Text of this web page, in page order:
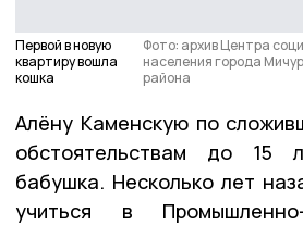
Первой в новую
квартиру вошла
кошка
Фото: архив Центра
населения города
района
Алёну Каменскую по
обстоятельствам до 15
бабушка. Несколько лет
учиться в Промышленно-